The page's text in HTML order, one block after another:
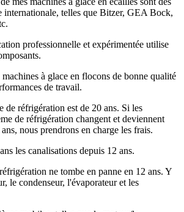
internationale, telles que Bitzer, GEA Bock,
professionnelle et expérimentée utilise
à glace en flocons de bonne qualité
de travail.
de réfrigération est de 20 ans. Si les
de réfrigération changent et deviennent
nous prendrons en charge les frais.
les canalisations depuis 12 ans.
ne tombe en panne en 12 ans. Y
le condenseur, l'évaporateur et les